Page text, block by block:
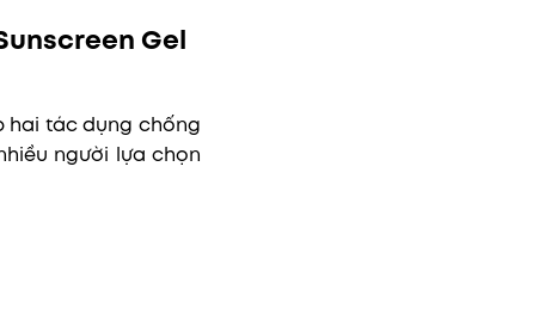
Gel
hai tác dụng chống
người lựa chọn